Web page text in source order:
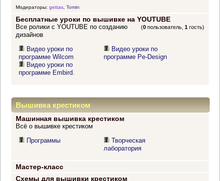
Модераторы: gettas, Tomin
Бесплатные уроки по вышивке на YOUTUBE
(0 пользователь,1 гость)
Все ролики с YOUTUBE по созданию
дизайнов
Видео уроки по
программе Wilcom
Видео уроки по
программе Embird.
Видео уроки по
программе Pe-Design
Вышивка крестиком
Машинная вышивка крестиком
Всё о вышивке крестиком
Программы
Творческая
лаборатория
Мастер-класс
Схемы для вышивки крестиком